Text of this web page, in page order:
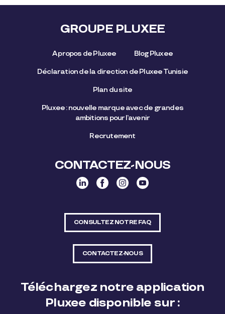
GROUPE PLUXEE
A propos de Pluxee Blog Pluxee
Déclaration de la direction de Pluxee Tunisie
Plan du site
Pluxee : nouvelle marque avec de grandes
ambitions pour l’avenir
Recrutement
CONTACTEZ-NOUS
CONSULTEZ NOTRE FAQ
CONTACTEZ-NOUS
Téléchargez notre application
Pluxee disponible sur :